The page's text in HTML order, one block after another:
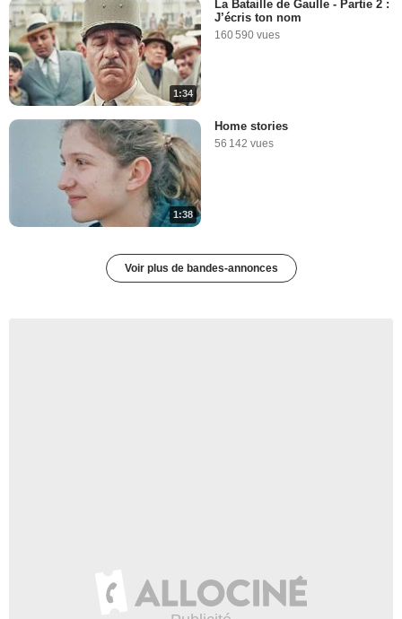
1:34
La Bataille de Gaulle - Partie 2 :
J’écris ton nom
160 590 vues
1:38
Home stories
56 142 vues
Voir plus de bandes-annonces